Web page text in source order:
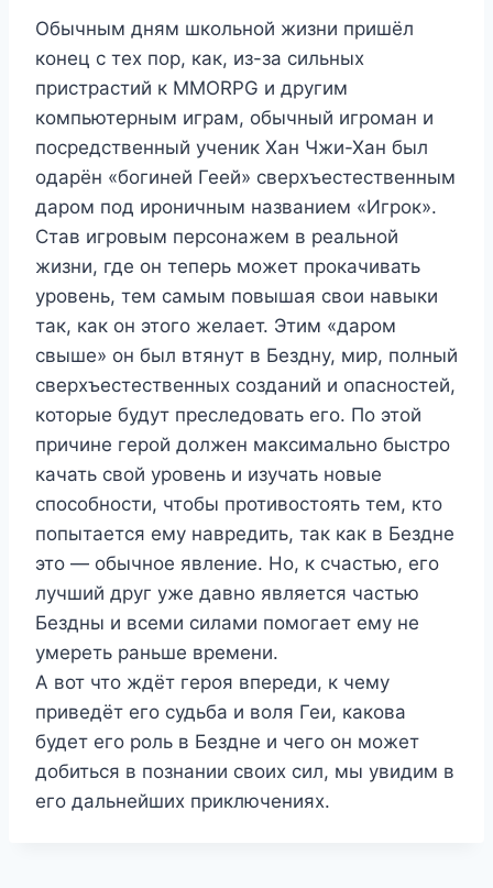
Обычным дням школьной жизни пришёл
конец с тех пор, как, из-за сильных
пристрастий к MMORPG и другим
компьютерным играм, обычный игроман и
посредственный ученик Хан Чжи-Хан был
одарён «богиней Геей» сверхъестественным
даром под ироничным названием «Игрок».
Став игровым персонажем в реальной
жизни, где он теперь может прокачивать
уровень, тем самым повышая свои навыки
так, как он этого желает. Этим «даром
свыше» он был втянут в Бездну, мир, полный
сверхъестественных созданий и опасностей,
которые будут преследовать его. По этой
причине герой должен максимально быстро
качать свой уровень и изучать новые
способности, чтобы противостоять тем, кто
попытается ему навредить, так как в Бездне
это — обычное явление. Но, к счастью, его
лучший друг уже давно является частью
Бездны и всеми силами помогает ему не
умереть раньше времени.
А вот что ждёт героя впереди, к чему
приведёт его судьба и воля Геи, какова
будет его роль в Бездне и чего он может
добиться в познании своих сил, мы увидим в
его дальнейших приключениях.